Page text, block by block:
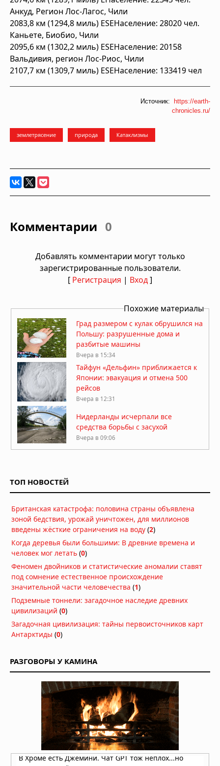
Анкуд, Регион Лос-Лагос, Чили
2083,8 км (1294,8 миль) ESEНаселение: 28020 чел.
Каньете, Биобио, Чили
2095,6 км (1302,2 миль) ESEНаселение: 20158
Вальдивия, регион Лос-Риос, Чили
2107,7 км (1309,7 миль) ESEНаселение: 133419 чел
Источник:
https://earth-
chronicles.ru/
землетрясение природа Катаклизмы
Комментарии 0
Добавлять комментарии могут только
зарегистрированные пользователи.
[ Регистрация | Вход]
Похожие материалы
Град размером с кулак обрушился на
Польшу: разрушенные дома и
разбитые машины
Вчера в 15:34
Тайфун «Дельфин» приближается к
Японии: эвакуация и отмена 500
рейсов
Вчера в 12:31
Нидерланды исчерпали все
средства борьбы с засухой
Вчера в 09:06
извержение заставило власти
объявить оранжевый уровень
опасности
04.08.2026 в 11:33
Землетрясение магнитудой 5,5 у
циклон максимальной мощности в
Восточной Азии
4,7 у Неаполя, повреждения и
отключения электроэнергии
01.08.2026 в 09:32
Подводный супервулкан Кикай
заполняется свежей магмой: новое
исследование раскрывает механизм
перезарядки гигантских кальдер
01.08.2026 в 08:30
Необычный торнадо ударил по
одному пригороду Чикаго дважды
ТОП НОВОСТЕЙ
Британская катастрофа: половина страны объявлена
зоной бедствия, урожай уничтожен, для миллионов
введены жёсткие ограничения на воду (2)
Когда деревья были большими: В древние времена и
человек мог летать (0)
Феномен двойников и статистические аномалии ставят
под сомнение естественное происхождение
значительной части человечества (1)
Подземные тоннели: загадочное наследие древних
цивилизаций (0)
Загадочная цивилизация: тайны первоисточников карт
Антарктиды (0)
РАЗГОВОРЫ У КАМИНА